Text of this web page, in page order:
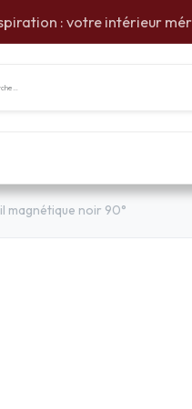
: votre intérieur
magnétique noir 90°